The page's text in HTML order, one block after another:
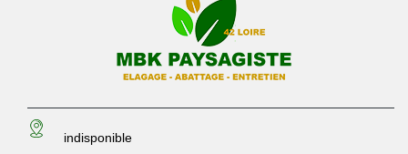
indisponible